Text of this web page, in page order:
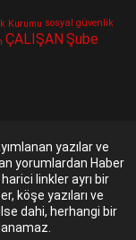
Kurumu sosyal güvenlik
ÇALIŞAN Şube
yazılar ve
yorumlardan Haber
linkler ayrı bir
köşe yazıları ve
dahi, herhangi bir